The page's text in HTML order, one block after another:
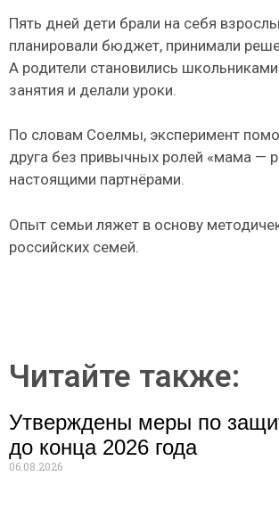
Пять дней дети брали на себя
планировали бюджет, принимали
А родители становились
занятия и делали уроки.
По словам Соелмы, эксперимент
друга без привычных ролей «мама —
настоящими партнёрами.
Опыт семьи ляжет в основу
российских семей.
Читайте также:
Утверждены меры по
до конца 2026 года
06.08.2026